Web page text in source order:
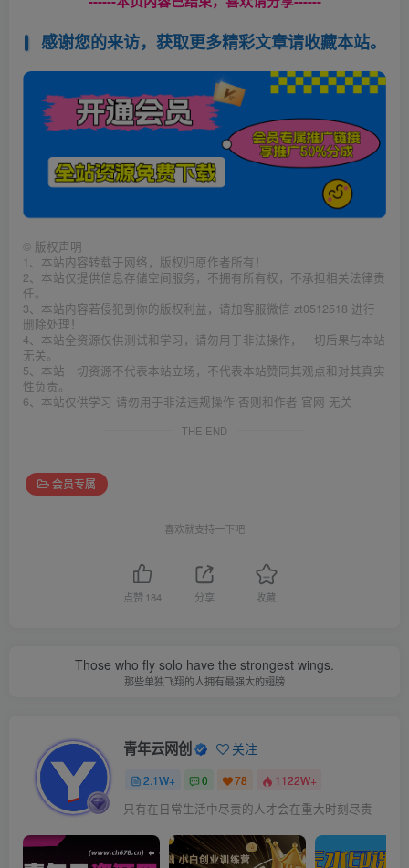
感谢您的来访，获取更多精彩文章请收藏本站。
© 版权声明
1、本站内容转载于网络，版权归原作者所有！
2、本站仅提供信息存储空间服务，不拥有所有权，不承担相关法律责
任。
3、本站内容若侵犯到你的版权利益，请加客服微信 zt0512518 进行
删除处理！
4、本站全资源仅供测试和学习，请勿用于非法操作，一切后果与本站
无关。
5、本站一切资源不代表本站立场，不代表本站赞同其观点和对其真实
性负责。
6、本站仅供学习 请勿用于非法违规操作 否则和作者 官网 无关
THE END
会员专属
喜欢就支持一下吧
点赞 184 分享 收藏
Those who fly solo have the strongest wings.
那些单独飞翔的人拥有最强大的翅膀
青年云网创 关注
2.1W+ 0 78 1122W+
只有在日常生活中尽责的人才会在重大时刻尽责